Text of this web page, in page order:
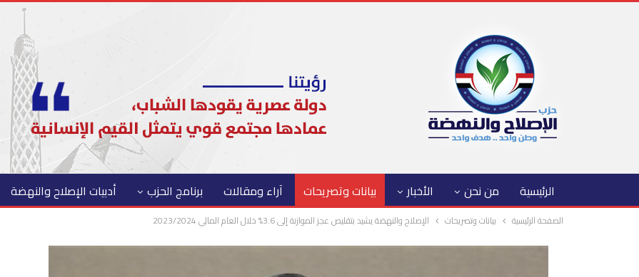
الرئيسية من نحن الأخبار بيانات وتصريحات آراء ومقالات برنامج الحزب أدبيات الإصلاح والنهضة
الصفحة الرئيسية بيانات وتصريحات الإصلاح والنهضة يشيد بتقليص عجز الموازنة إلى 3.6% خلال العام المالي 2023/2024